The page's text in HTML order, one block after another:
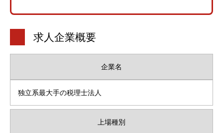
求人企業概要
企業名
独立系最大手の税理士法人
上場種別